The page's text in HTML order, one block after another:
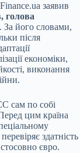
заявив
голова
. За його словами,
після
економіки,
виконання
сам по собі
цим країна
здатність
євро.